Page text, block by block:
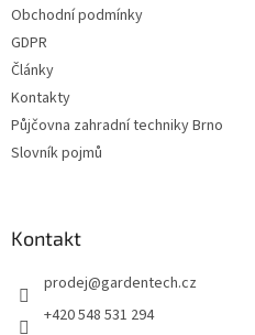
Obchodní podmínky
GDPR
Články
Kontakty
Půjčovna zahradní techniky Brno
Slovník pojmů
Kontakt
prodej@gardentech.cz
+420 548 531 294